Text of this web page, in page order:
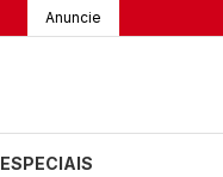
Anuncie
ESPECIAIS